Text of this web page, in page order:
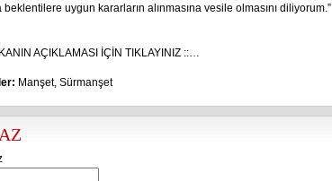
beklentilere uygun kararların alınmasına vesile olmasını diliyorum.”
AÇIKLAMASI İÇİN TIKLAYINIZ ::…
Manşet, Sürmanşet